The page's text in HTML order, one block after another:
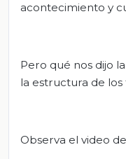
acontecimiento y
Pero qué nos dijo
la estructura de los
Observa el video